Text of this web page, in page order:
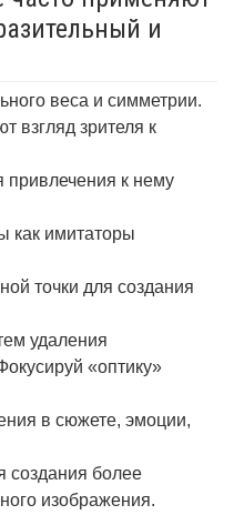
и
веса и симметрии.
взгляд зрителя к
к нему
как имитаторы
точки для создания
удаления
«оптику»
в сюжете, эмоции,
создания более
изображения.